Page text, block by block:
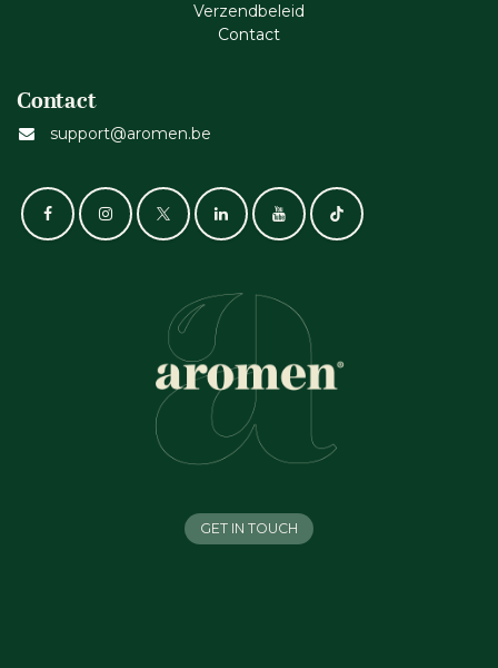
Verzendbeleid
Cont​act
Contact
support@aromen.be
GET IN TOUCH